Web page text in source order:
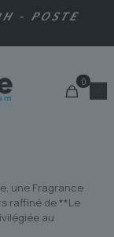
- POSTE
0
une Fragrance
raffiné de **Le
au